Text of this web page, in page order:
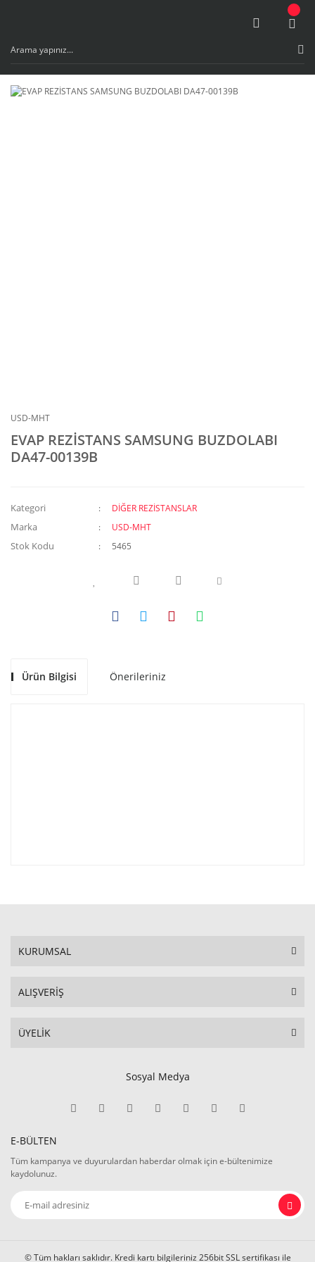
USD-MHT
EVAP REZİSTANS SAMSUNG BUZDOLABI
DA47-00139B
Kategori DİĞER REZİSTANSLAR
Marka USD-MHT
Stok Kodu 5465
Ürün Bilgisi Önerileriniz
KURUMSAL
ALIŞVERİŞ
ÜYELİK
Sosyal Medya
E-BÜLTEN
Tüm kampanya ve duyurulardan haberdar olmak için e-bültenimize
kaydolunuz.
© Tüm hakları saklıdır. Kredi kartı bilgileriniz 256bit SSL sertifikası ile